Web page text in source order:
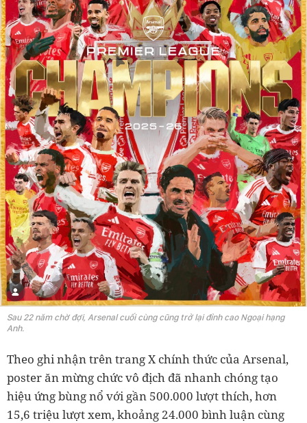
Sau 22 năm chờ đợi, Arsenal cuối cùng cũng trở lại đỉnh cao Ngoại hạng
Anh.
Theo ghi nhận trên trang X chính thức của Arsenal,
poster ăn mừng chức vô địch đã nhanh chóng tạo
hiệu ứng bùng nổ với gần 500.000 lượt thích, hơn
15,6 triệu lượt xem, khoảng 24.000 bình luận cùng